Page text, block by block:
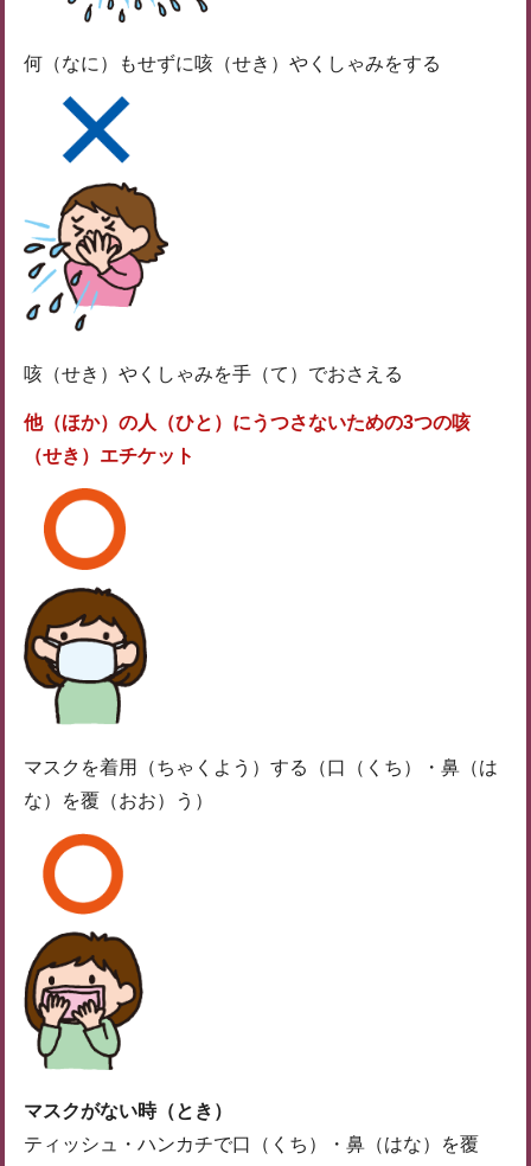
何（なに）もせずに咳（せき）やくしゃみをする
咳（せき）やくしゃみを手（て）でおさえる
他（ほか）の人（ひと）にうつさないための3つの咳
（せき）エチケット
マスクを着用（ちゃくよう）する（口（くち）・鼻（は
な）を覆（おお）う）
マスクがない時（とき）
ティッシュ・ハンカチで口（くち）・鼻（はな）を覆